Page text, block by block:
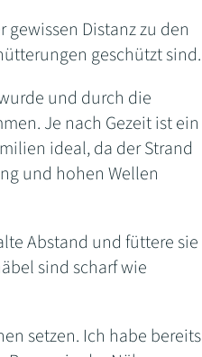
Distanz zu den
geschützt sind.
und durch die
Je nach Gezeit ist ein
ideal, da der Strand
und hohen Wellen
Abstand und füttere sie
sind scharf wie
setzen. Ich habe bereits